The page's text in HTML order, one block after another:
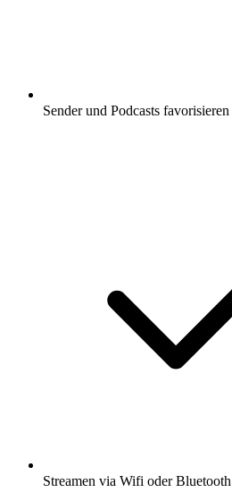
Sender und Podcasts favorisieren
Streamen via Wifi oder Bluetooth